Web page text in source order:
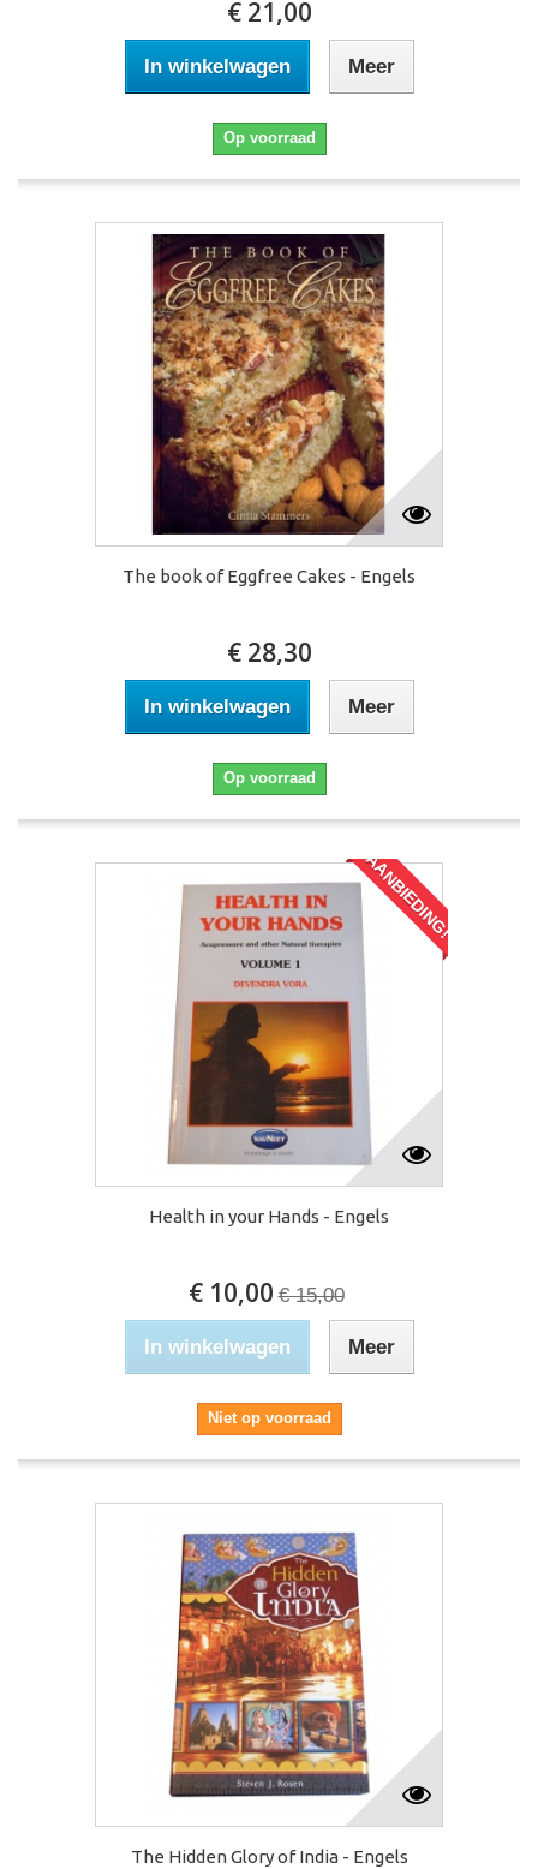
€ 21,00
In winkelwagen Meer
Op voorraad
The book of Eggfree Cakes - Engels
€ 28,30
In winkelwagen Meer
Op voorraad
AANBIEDING!
Health in your Hands - Engels
€ 10,00 € 15,00
In winkelwagen Meer
Niet op voorraad
The Hidden Glory of India - Engels